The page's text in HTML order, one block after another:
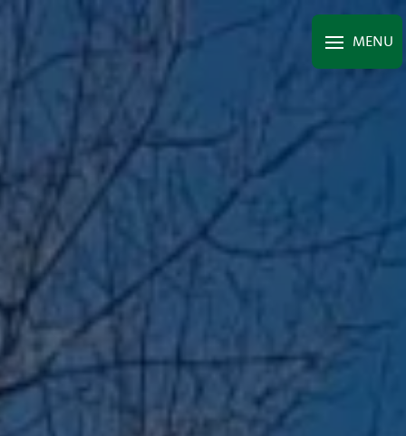
MENU
Panneau de gestion des cookies